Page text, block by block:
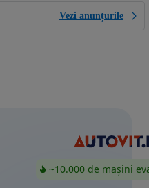
Vezi anunțurile
~10.000 de mașini